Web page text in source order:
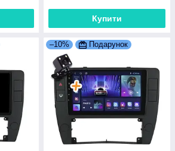
Купити
–10% Подарунок